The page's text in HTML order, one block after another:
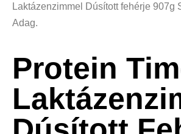
Laktázenzimmel Dúsított fehérje 907g
Adag.
Protein